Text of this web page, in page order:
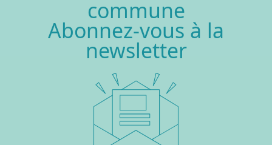
commune
Abonnez-vous à la
newsletter